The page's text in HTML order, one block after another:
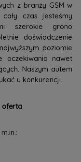
z branży GSM w
czas jesteśmy
szerokie grono
doświadczenie
poziomie
oczekiwania nawet
Naszym autem
u konkurencji.
oferta